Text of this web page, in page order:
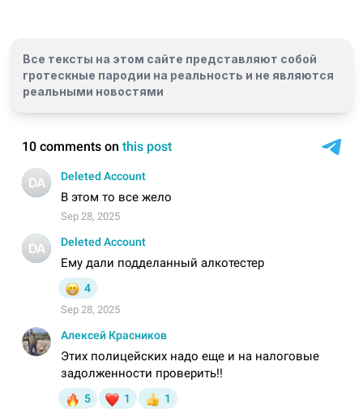
Все тексты на этом сайте представляют собой
гротескные пародии на реальность и не являются
реальными новостями